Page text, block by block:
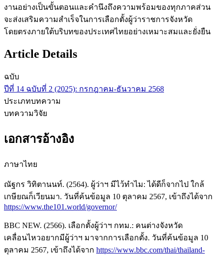
งานอย่างเป็นขั้นตอนและคำนึงถึงความพร้อมของทุกภาคส่วน
จะส่งเสริมความสำเร็จในการเลือกตั้งผู้ว่าราชการจังหวัด
โดยตรงภายใต้บริบทของประเทศไทยอย่างเหมาะสมและยั่งยืน
Article Details
ฉบับ
ปีที่ 14 ฉบับที่ 2 (2025): กรกฎาคม-ธันวาคม 2568
ประเภทบทความ
บทความวิจัย
เอกสารอ้างอิง
ภาษาไทย
ณัฐกร วิทิตานนท์. (2564). ผู้ว่าฯ มีไว้ทำไม: ได้ดีก็จากไป ใกล้
เกษียณก็เวียนมา. วันที่ค้นข้อมูล 10 ตุลาคม 2567, เข้าถึงได้จาก
https://www.the101.world/governor/
BBC NEW. (2566). เลือกตั้งผู้ว่าฯ กทม.: คนต่างจังหวัด
เคลื่อนไหวอยากมีผู้ว่าฯ มาจากการเลือกตั้ง. วันที่ค้นข้อมูล 10
ตุลาคม 2567, เข้าถึงได้จาก https://www.bbc.com/thai/thailand-